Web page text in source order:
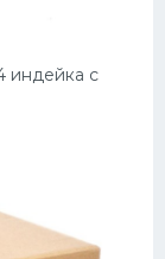
индейка с